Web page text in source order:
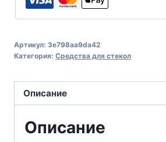
Артикул: 3e798aa9da42
Категория: Средства для стекол
Описание
Описание